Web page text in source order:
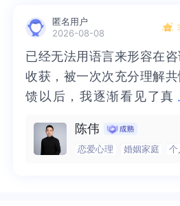
障群体心理的独特性。
比如像本个案中这类患有听力缺
突出的防御机制——过度代偿。
虽然他们的听觉区域发展受阻，
情，去努力，去弥补。
咨询师要站在来访者是残疾人的
匿名用户
2026-08-08
已经无法用语言来形容在
收获，被一次次充分理解共
馈以后，我逐渐看见了真
清晰，也慢慢找回了内在的
虽然不知道还要有多久的路
已经无法用语言来形容在
收获，被一次次充分理解共
馈以后，我逐渐看见了真
也慢慢找回了内在的力量。
知道还要有多久的路要走，
陈伟
恋爱心理 婚姻家庭 个